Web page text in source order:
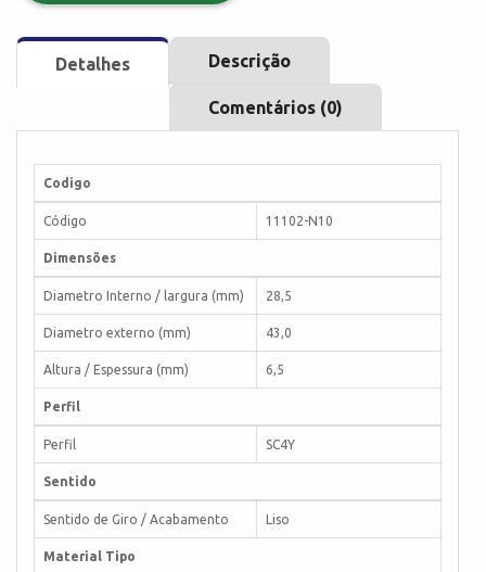
Detalhes Descrição
Comentários (0)
Codigo
Código 11102-N10
Dimensões
Diametro Interno / largura (mm) 28,5
Diametro externo (mm) 43,0
Altura / Espessura (mm) 6,5
Perfil
Perfil SC4Y
Sentido
Sentido de Giro / Acabamento Liso
Material Tipo